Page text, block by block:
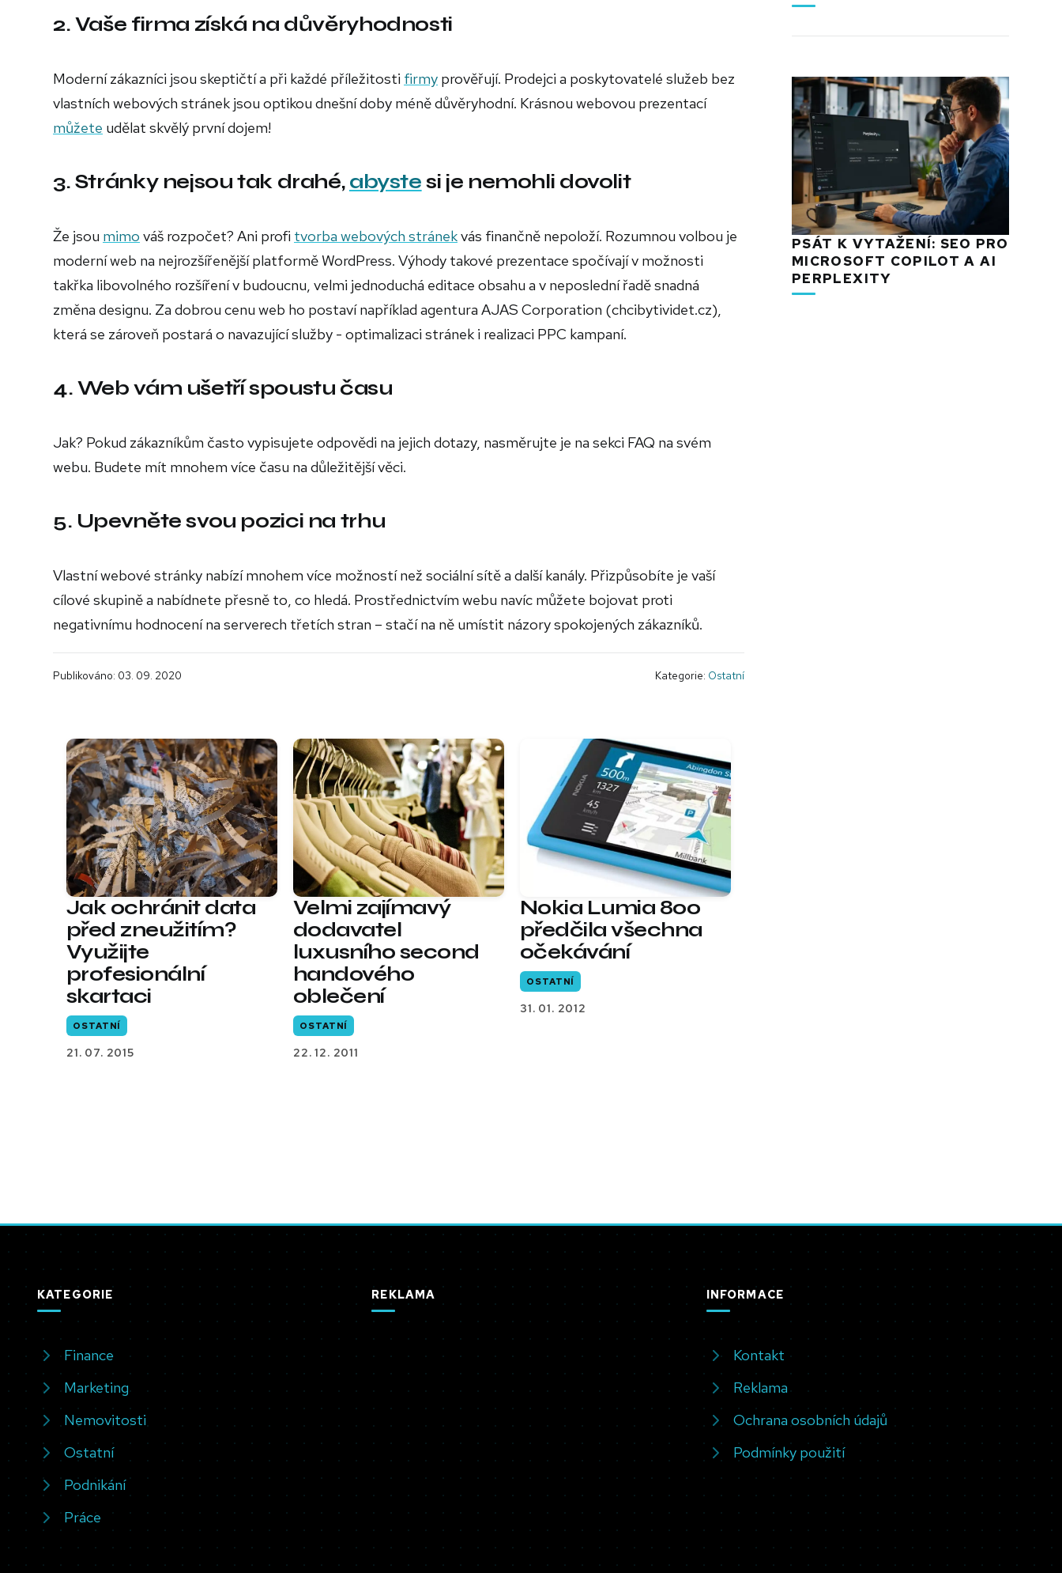
2. Vaše firma získá na důvěryhodnosti
Moderní zákazníci jsou skeptičtí a při každé příležitosti firmy prověřují. Prodejci a poskytovatelé služeb bez
vlastních webových stránek jsou optikou dnešní doby méně důvěryhodní. Krásnou webovou prezentací
můžete udělat skvělý první dojem!
3. Stránky nejsou tak drahé,abystesi je nemohli dovolit
Že jsou mimo váš rozpočet? Ani profi tvorba webových stránekvás finančně nepoloží. Rozumnou volbou je
moderní web na nejrozšířenější platformě WordPress. Výhody takové prezentace spočívají v možnosti
takřka libovolného rozšíření v budoucnu, velmi jednoduchá editace obsahu a v neposlední řadě snadná
změna designu. Za dobrou cenu web ho postaví například agentura AJAS Corporation (chcibytividet.cz),
která se zároveň postará o navazující služby - optimalizaci stránek i realizaci PPC kampaní.
4. Web vám ušetří spoustu času
Jak? Pokud zákazníkům často vypisujete odpovědi na jejich dotazy, nasměrujte je na sekci FAQ na svém
webu. Budete mít mnohem více času na důležitější věci.
5. Upevněte svou pozici na trhu
Vlastní webové stránky nabízí mnohem více možností než sociální sítě a další kanály. Přizpůsobíte je vaší
cílové skupině a nabídnete přesně to, co hledá. Prostřednictvím webu navíc můžete bojovat proti
negativnímu hodnocení na serverech třetích stran – stačí na ně umístit názory spokojených zákazníků.
Publikováno: 03. 09. 2020 Kategorie: Ostatní
Jak ochránit data
před zneužitím?
Využijte
profesionální
skartaci
OSTATNÍ
21. 07. 2015
Velmi zajímavý
dodavatel
luxusního second
handového
oblečení
OSTATNÍ
22. 12. 2011
Nokia Lumia 800
předčila všechna
očekávání
OSTATNÍ
31. 01. 2012
PSÁT K VYTAŽENÍ: SEO PRO
MICROSOFT COPILOT A AI
PERPLEXITY
KATEGORIE
Finance
Marketing
Nemovitosti
Ostatní
Podnikání
Práce
REKLAMA INFORMACE
Kontakt
Reklama
Ochrana osobních údajů
Podmínky použití